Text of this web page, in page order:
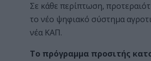
Σε κάθε περίπτωση,
το νέο ψηφιακό σύστημα
νέα ΚΑΠ.
Το πρόγραμμα προσιτής